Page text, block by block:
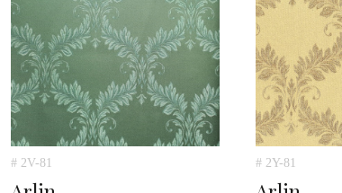
# 2V-81 # 2Y-81